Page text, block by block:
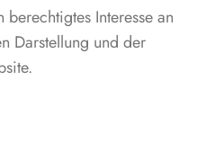
Interesse an
Darstellung und der